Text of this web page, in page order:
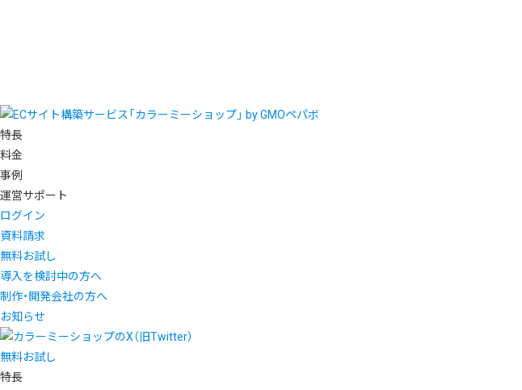
特長
料金
事例
運営サポート
ログイン
資料請求
無料お試し
導入を検討中の方へ
制作・開発会社の方へ
お知らせ
無料お試し
特長